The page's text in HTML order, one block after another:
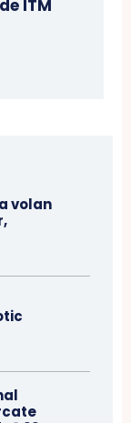
ITM
volan